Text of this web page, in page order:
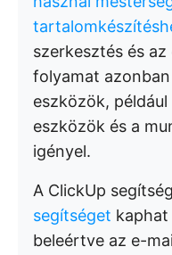
szerkesztés és az
folyamat
eszközök,
eszközök és a
igényel.
A ClickUp
segítséget kaphat
beleértve az e-